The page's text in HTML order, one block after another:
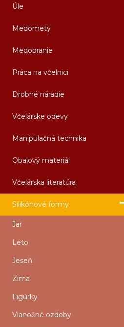
Úle
Medomety
Medobranie
Práca na včelnici
Drobné náradie
Včelárske odevy
Manipulačná technika
Obalový materiál
Včelárska literatúra
Silikónové formy
Jar
Leto
Jeseň
Zima
Figúrky
Vianočné ozdoby